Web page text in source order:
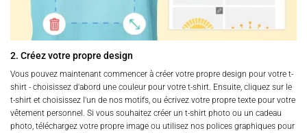
2. Créez votre propre design
Vous pouvez maintenant commencer à créer votre propre design pour votre t-
shirt - choisissez d'abord une couleur pour votre t-shirt. Ensuite, cliquez sur le
t-shirt et choisissez l'un de nos motifs, ou écrivez votre propre texte pour votre
vêtement personnel. Si vous souhaitez créer un t-shirt photo ou un cadeau
photo, téléchargez votre propre image ou utilisez nos polices graphiques pour